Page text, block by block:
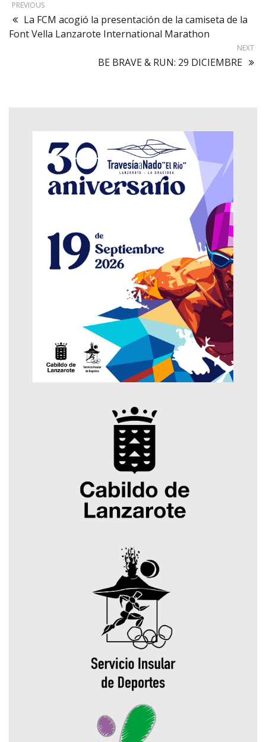
PREVIOUS
La FCM acogió la presentación de la camiseta de la
Font Vella Lanzarote International Marathon
NEXT
BE BRAVE & RUN: 29 DICIEMBRE